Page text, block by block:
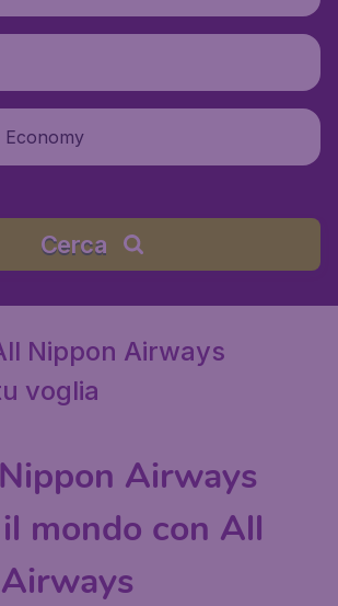
Economy
Cerca
Nippon Airways
voglia
Airways
mondo con All